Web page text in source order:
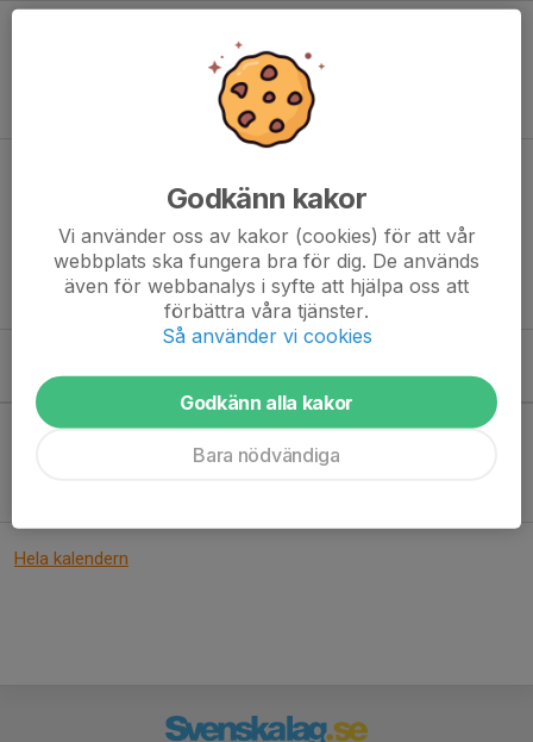
Södermalms HC team is a youth team that plays in division 3
and train three times a week. Our main focus is to improve our
volleyball skills and have fun while playing on a competitive level.
Tuesdays 20:00-22:00, Skanskvarnhallen
Thursdays 19:00-21:00, Forsgrenska
Fridays 19:30-21:30, Forsgrenska
Kommande aktiviteter
Inga aktiviteter inbokade
Hela kalendern
Godkänn kakor
Vi använder oss av kakor (cookies) för att vår
webbplats ska fungera bra för dig. De används
även för webbanalys i syfte att hjälpa oss att
förbättra våra tjänster.
Så använder vi cookies
Godkänn alla kakor
Bara nödvändiga